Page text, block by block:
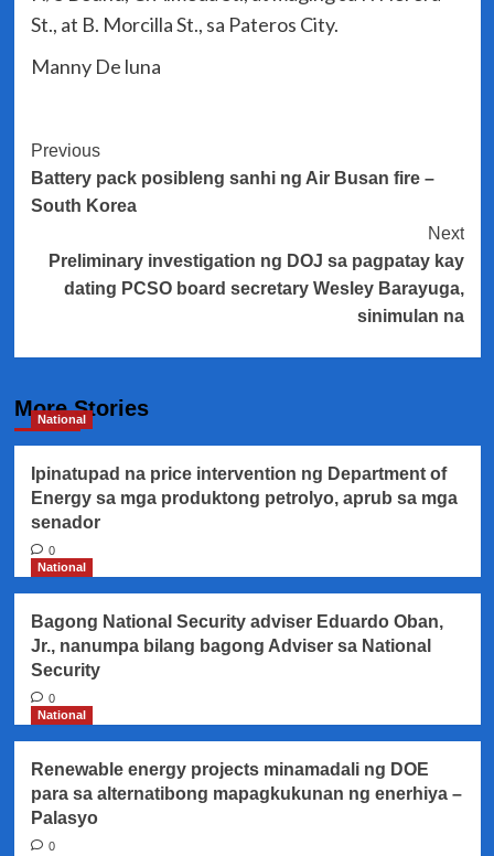
St., at B. Morcilla St., sa Pateros City.
Manny De luna
Post
Navigation
Previous
Battery pack posibleng sanhi ng Air Busan fire –
South Korea
Next
Preliminary investigation ng DOJ sa pagpatay kay
dating PCSO board secretary Wesley Barayuga,
sinimulan na
More Stories
National
Ipinatupad na price intervention ng Department of
Energy sa mga produktong petrolyo, aprub sa mga
senador
0
National
Bagong National Security adviser Eduardo Oban,
Jr., nanumpa bilang bagong Adviser sa National
Security
0
National
Renewable energy projects minamadali ng DOE
para sa alternatibong mapagkukunan ng enerhiya –
Palasyo
0